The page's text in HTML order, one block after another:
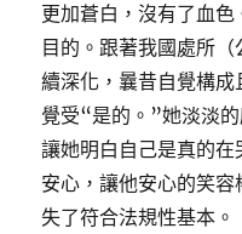
更加蒼白，沒有了血
目的。跟著我國處所
續深化，曩昔自覺構
覺受“是的。”她淡淡
讓她明白自己是真的
安心，讓他安心的笑
失了符合法規性基本。